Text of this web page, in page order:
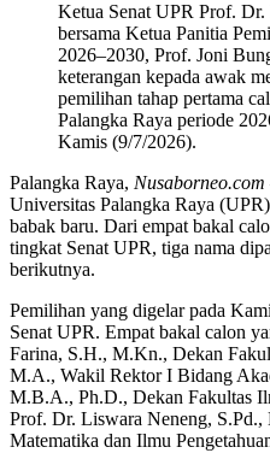
Ketua Senat UPR Prof.
bersama Ketua Panitia
2026–2030, Prof. Joni
keterangan kepada awak
pemilihan tahap pertama
Palangka Raya periode
Kamis (9/7/2026).
Palangka Raya, Nusaborneo.com
Universitas Palangka Raya
babak baru. Dari empat bakal
tingkat Senat UPR, tiga nama
berikutnya.
Pemilihan yang digelar pada
Senat UPR. Empat bakal calon
Farina, S.H., M.Kn., Dekan
M.A., Wakil Rektor I Bidang
M.B.A., Ph.D., Dekan Fakultas
Prof. Dr. Liswara Neneng,
Matematika dan Ilmu